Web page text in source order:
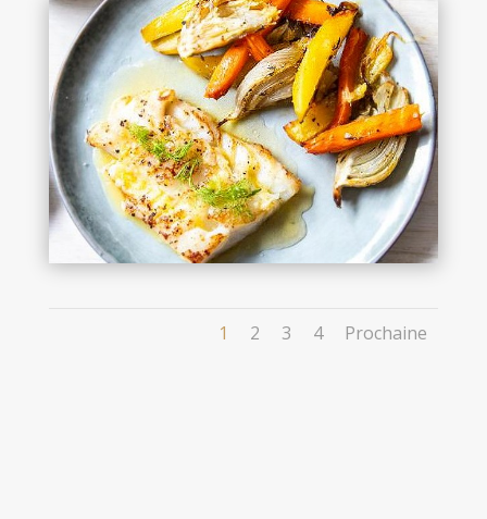
1 2 3 4 Prochaine